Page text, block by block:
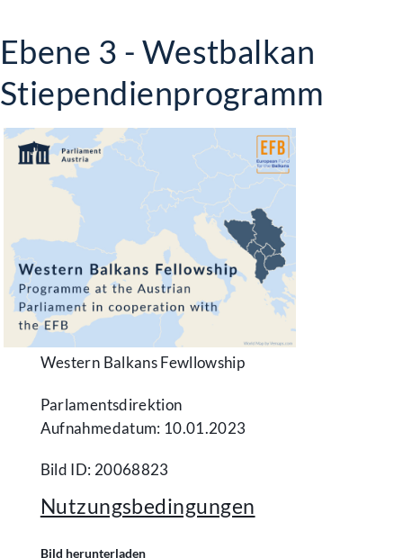
Ebene 3 - Westbalkan
Stiependienprogramm
Western Balkans Fewllowship
Parlamentsdirektion
Aufnahmedatum: 10.01.2023
Bild ID: 20068823
Nutzungsbedingungen
Bild herunterladen